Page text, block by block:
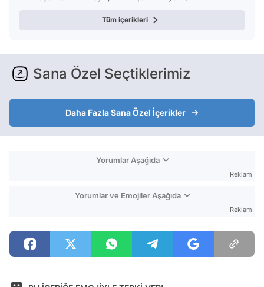
Tüm içerikleri
Sana Özel Seçtiklerimiz
Daha Fazla Sana Özel İçerikler
Yorumlar Aşağıda
Reklam
Yorumlar ve Emojiler Aşağıda
Reklam